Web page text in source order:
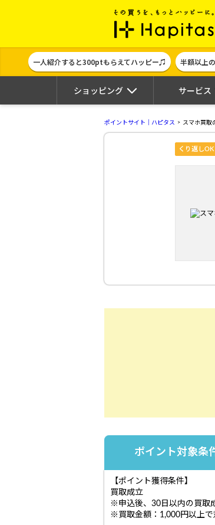
一人紹介すると300ptもらえてハッピー♫ 半額以上
ショッピング サービス
ポイントサイト｜ハピタス スマホ買取
くり返しOK
ポイント対象条
【ポイント獲得条件】
買取成立
※申込後、30日以内の買取
※買取金額：1,000円以上で